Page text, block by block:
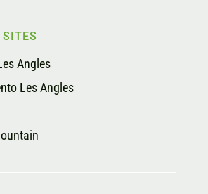
SITES
Angles
Les Angles